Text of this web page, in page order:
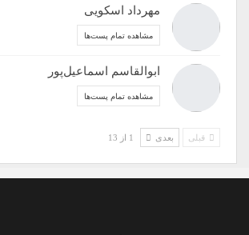
مهرداد اسکویی
مشاهده تمام پست‌ها
ابوالقاسم اسماعیل‌پور
مشاهده تمام پست‌ها
قبلی بعدی